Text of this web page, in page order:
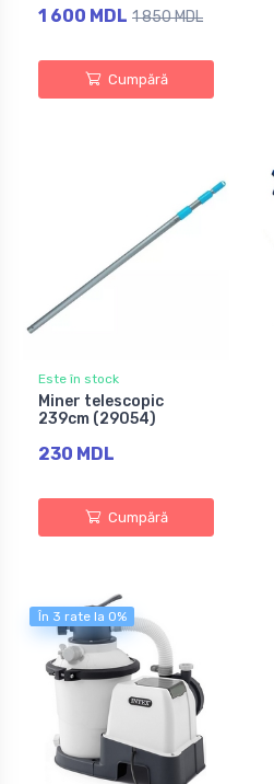
1 600 MDL 1 850 MDL
Cumpără
Este în stock
Miner telescopic
239cm (29054)
230 MDL
Cumpără
În 3 rate la 0%